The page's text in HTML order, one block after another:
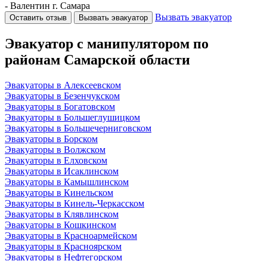
- Валентин г. Самара
Оставить отзыв Вызвать эвакуатор Вызвать эвакуатор
Эвакуатор с манипулятором по
районам Самарской области
Эвакуаторы в Алексеевском
Эвакуаторы в Безенчукском
Эвакуаторы в Богатовском
Эвакуаторы в Большеглушицком
Эвакуаторы в Большечерниговском
Эвакуаторы в Борском
Эвакуаторы в Волжском
Эвакуаторы в Елховском
Эвакуаторы в Исаклинском
Эвакуаторы в Камышлинском
Эвакуаторы в Кинельском
Эвакуаторы в Кинель-Черкасском
Эвакуаторы в Клявлинском
Эвакуаторы в Кошкинском
Эвакуаторы в Красноармейском
Эвакуаторы в Красноярском
Эвакуаторы в Нефтегорском